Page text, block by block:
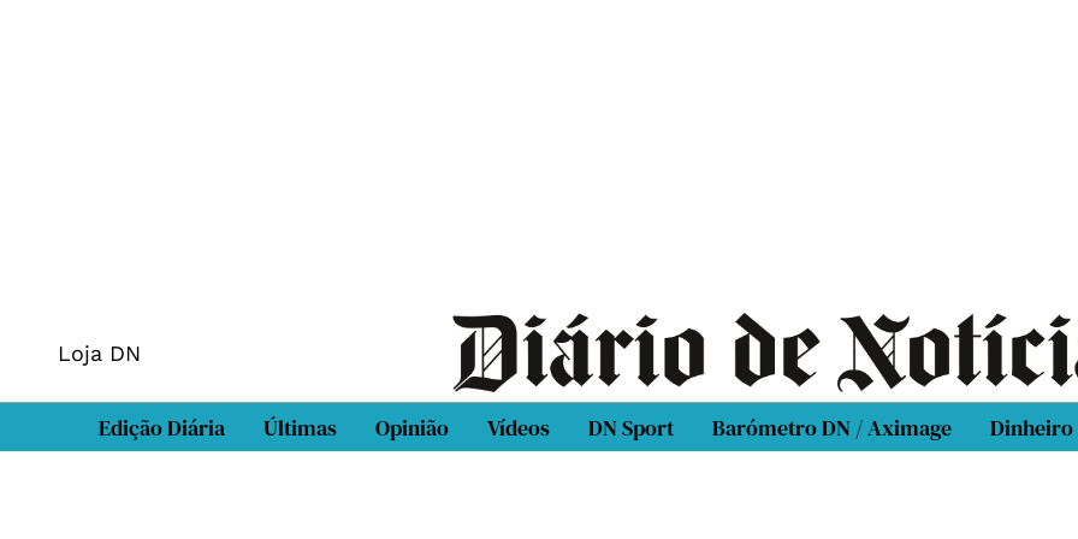
Loja DN
Edição Diária Últimas Opinião Vídeos DN Sport Barómetro DN / Aximage Dinheiro